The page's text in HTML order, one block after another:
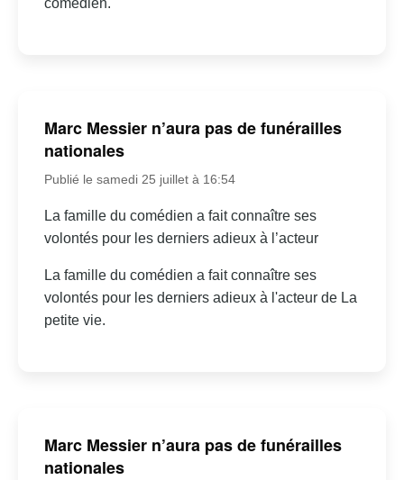
comédien.
Marc Messier n’aura pas de funérailles
nationales
Publié le samedi 25 juillet à 16:54
La famille du comédien a fait connaître ses
volontés pour les derniers adieux à l’acteur
La famille du comédien a fait connaître ses
volontés pour les derniers adieux à l'acteur de La
petite vie.
Marc Messier n’aura pas de funérailles
nationales